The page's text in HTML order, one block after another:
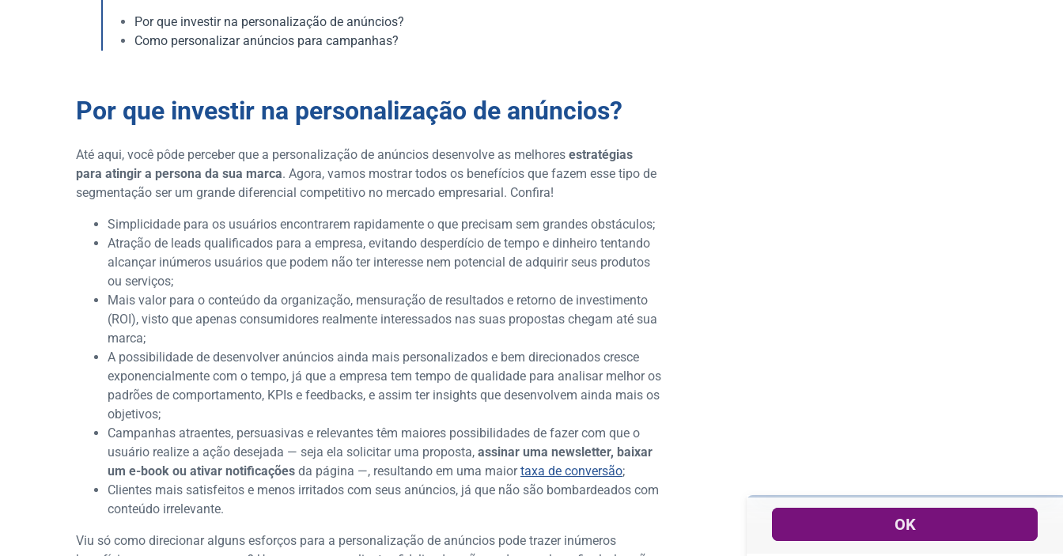
Por que investir na personalização de anúncios?
Como personalizar anúncios para campanhas?
Por que investir na personalização de anúncios?
Até aqui, você pôde perceber que a personalização de anúncios desenvolve as melhores estratégias
para atingir a persona da sua marca. Agora, vamos mostrar todos os benefícios que fazem esse tipo de
segmentação ser um grande diferencial competitivo no mercado empresarial. Confira!
Simplicidade para os usuários encontrarem rapidamente o que precisam sem grandes obstáculos;
Atração de leads qualificados para a empresa, evitando desperdício de tempo e dinheiro tentando
alcançar inúmeros usuários que podem não ter interesse nem potencial de adquirir seus produtos
ou serviços;
Mais valor para o conteúdo da organização, mensuração de resultados e retorno de investimento
(ROI), visto que apenas consumidores realmente interessados nas suas propostas chegam até sua
marca;
A possibilidade de desenvolver anúncios ainda mais personalizados e bem direcionados cresce
exponencialmente com o tempo, já que a empresa tem tempo de qualidade para analisar melhor os
padrões de comportamento, KPIs e feedbacks, e assim ter insights que desenvolvem ainda mais os
objetivos;
Campanhas atraentes, persuasivas e relevantes têm maiores possibilidades de fazer com que o
usuário realize a ação desejada — seja ela solicitar uma proposta, assinar uma newsletter, baixar
um e-book ou ativar notificações da página —, resultando em uma maiortaxa de conversão;
Clientes mais satisfeitos e menos irritados com seus anúncios, já que não são bombardeados com
conteúdo irrelevante.
Viu só como direcionar alguns esforços para a personalização de anúncios pode trazer inúmeros